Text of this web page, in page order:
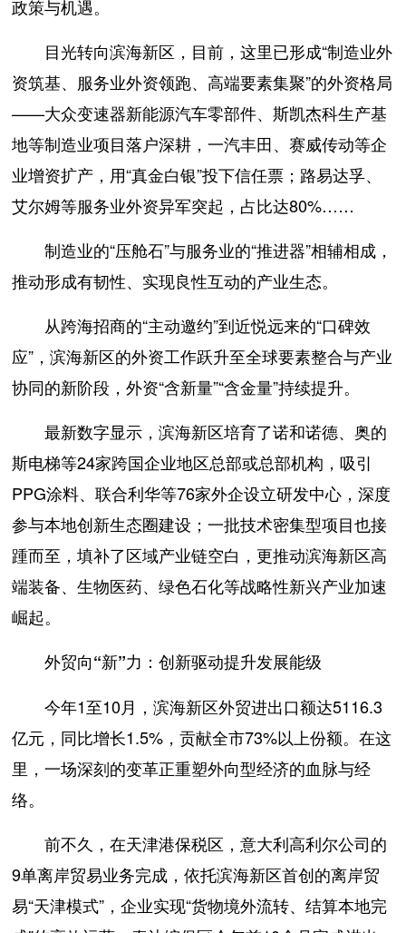
政策与机遇。
目光转向滨海新区，目前，这里已形成“制造业外
资筑基、服务业外资领跑、高端要素集聚”的外资格局
——大众变速器新能源汽车零部件、斯凯杰科生产基
地等制造业项目落户深耕，一汽丰田、赛威传动等企
业增资扩产，用“真金白银”投下信任票；路易达孚、
艾尔姆等服务业外资异军突起，占比达80%……
制造业的“压舱石”与服务业的“推进器”相辅相成，
推动形成有韧性、实现良性互动的产业生态。
从跨海招商的“主动邀约”到近悦远来的“口碑效
应”，滨海新区的外资工作跃升至全球要素整合与产业
协同的新阶段，外资“含新量”“含金量”持续提升。
最新数字显示，滨海新区培育了诺和诺德、奥的
斯电梯等24家跨国企业地区总部或总部机构，吸引
PPG涂料、联合利华等76家外企设立研发中心，深度
参与本地创新生态圈建设；一批技术密集型项目也接
踵而至，填补了区域产业链空白，更推动滨海新区高
端装备、生物医药、绿色石化等战略性新兴产业加速
崛起。
外贸向“新”力：创新驱动提升发展能级
今年1至10月，滨海新区外贸进出口额达5116.3
亿元，同比增长1.5%，贡献全市73%以上份额。在这
里，一场深刻的变革正重塑外向型经济的血脉与经
络。
前不久，在天津港保税区，意大利高利尔公司的
9单离岸贸易业务完成，依托滨海新区首创的离岸贸
易“天津模式”，企业实现“货物境外流转、结算本地完